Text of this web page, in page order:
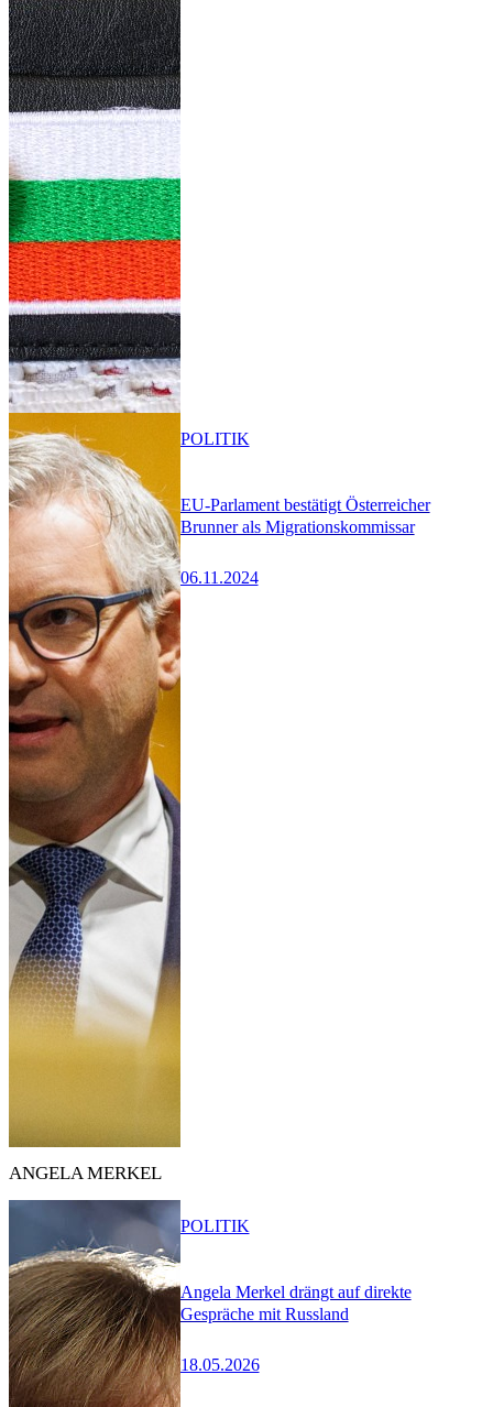
EU-Parlament bestätigt Österreicher
Brunner als Migrationskommissar
06.11.2024
POLITIK
ANGELA MERKEL
Angela Merkel drängt auf direkte
Gespräche mit Russland
18.05.2026
POLITIK